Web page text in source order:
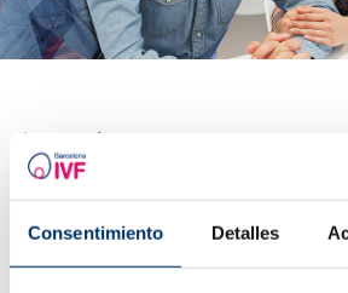
Consentimiento Detalles
I recorda,
Aquests són alguns dels
l’embaràs que podem oferir-te,
que junts trobarem l’opció